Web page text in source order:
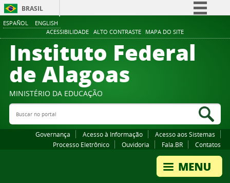
ESPAÑOL ENGLISH
ACESSIBILIDADE ALTO CONTRASTE MAPA DO SITE
BRASIL
Comunica BR
Participe
Canais
Instituto Federal
de Alagoas
MINISTÉRIO DA EDUCAÇÃO
Buscar no portal
Governança Acesso à Informação
Acesso aos Sistemas
Processo Eletrônico
Ouvidoria Fala.BR Contatos